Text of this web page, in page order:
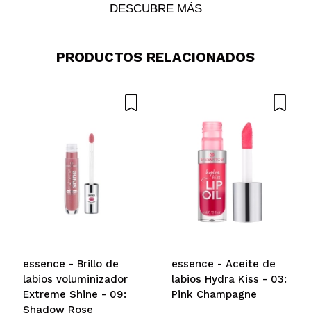
Compartir un vídeo o una foto
¿Recomendarías su compra? Si No
5/5
DESCUBRE MÁS
PRODUCTOS RELACIONADOS
essence - Brillo de
labios voluminizador
Extreme Shine - 09:
Shadow Rose
essence - Aceite de
labios Hydra Kiss - 03:
Pink Champagne